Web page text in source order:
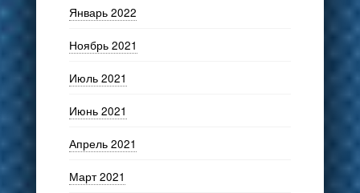
Январь 2022
Ноябрь 2021
Июль 2021
Июнь 2021
Апрель 2021
Март 2021